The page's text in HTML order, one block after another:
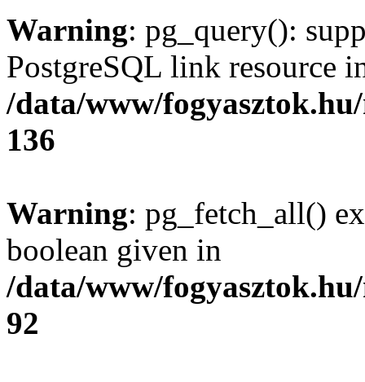
Warning: pg_query():
PostgreSQL link resource
/data/www/
136
Warning: pg_fetch_all()
boolean given in
/data/www/
92